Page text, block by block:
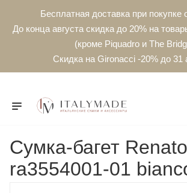
Бесплатная доставка при покупке
До конца августа скидка до 20% на
(кроме Piquadro и The
Скидка на Gironacci -20% до 31
Сумка-багет
ra3554001-01